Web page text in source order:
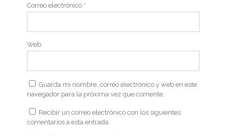
Correo electrónico *
Web
Guarda mi nombre, correo electrónico y web en este
navegador para la próxima vez que comente.
Recibir un correo electrónico con los siguientes
comentarios a esta entrada.